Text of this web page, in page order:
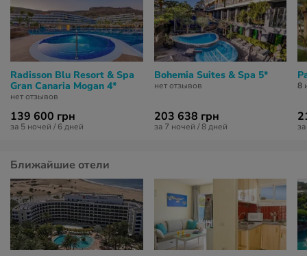
Radisson Blu Resort & Spa
Gran Canaria Mogan 4*
нет отзывов
139 600 грн
за 5 ночей / 6 дней
Bohemia Suites & Spa 5*
нет отзывов
203 638 грн
за 7 ночей / 8 дней
8
Ближайшие отели